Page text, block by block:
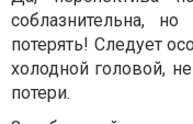
соблазнительна,
потерять! Следует
холодной головой,
потери.